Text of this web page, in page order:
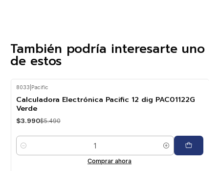
También podría interesarte uno
de estos
8033 Pacific
Calculadora Electrónica Pacific 12 dig PAC01122G
Verde
$3.990$5.490
Cantidad
Comprar ahora